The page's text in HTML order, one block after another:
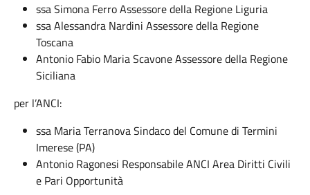
ssa Simona Ferro Assessore della Regione Liguria
ssa Alessandra Nardini Assessore della Regione
Toscana
Antonio Fabio Maria Scavone Assessore della Regione
Siciliana
per l’ANCI:
ssa Maria Terranova Sindaco del Comune di Termini
Imerese (PA)
Antonio Ragonesi Responsabile ANCI Area Diritti Civili
e Pari Opportunità